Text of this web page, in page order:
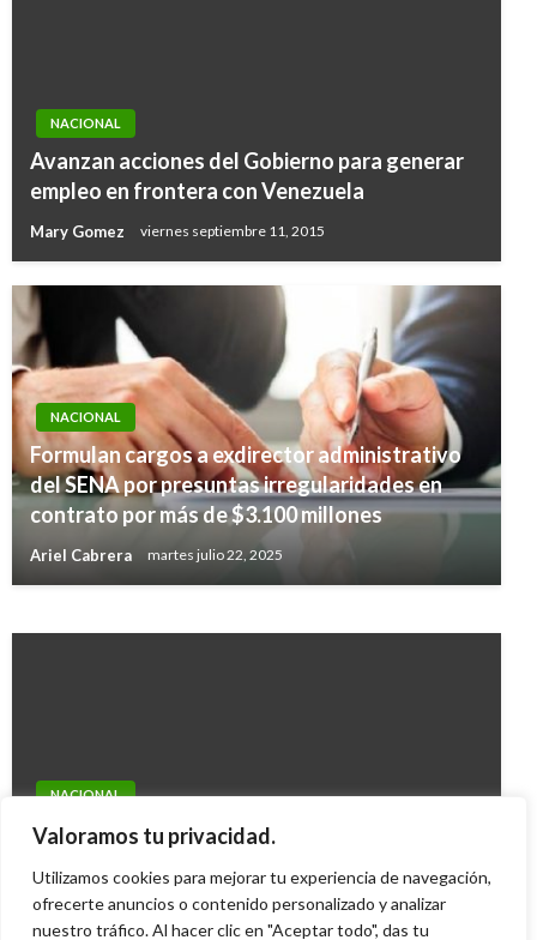
Valoramos tu privacidad.
Utilizamos cookies para mejorar tu experiencia de navegación,
ofrecerte anuncios o contenido personalizado y analizar
nuestro tráfico. Al hacer clic en "Aceptar todo", das tu
NACIONAL
Avanzan acciones del Gobierno para generar
empleo en frontera con Venezuela
Mary Gomez viernes septiembre 11, 2015
NACIONAL
Formulan cargos a exdirector administrativo
del SENA por presuntas irregularidades en
contrato por más de $3.100 millones
Ariel Cabrera martes julio 22, 2025
NACIONAL
Se siguen desplegando acciones para mejorar
la atención en salud a los ciudadanos
NACIONAL
Mindefensa presentará Plan Democracia para
Giovanni Alarcón M. jueves octubre 8, 2015